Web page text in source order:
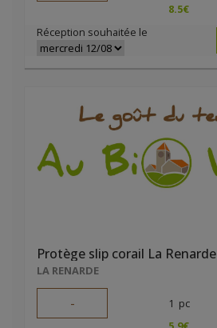
8.5€
Réception souhaitée le
Protège slip corail La Renarde
LA RENARDE
- 1 pc